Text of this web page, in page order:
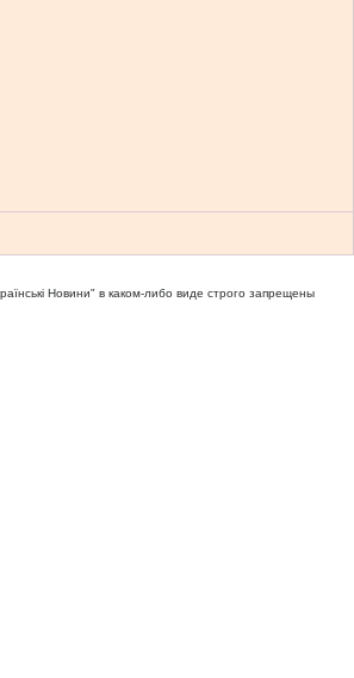
Новини" в каком-либо виде строго запрещены